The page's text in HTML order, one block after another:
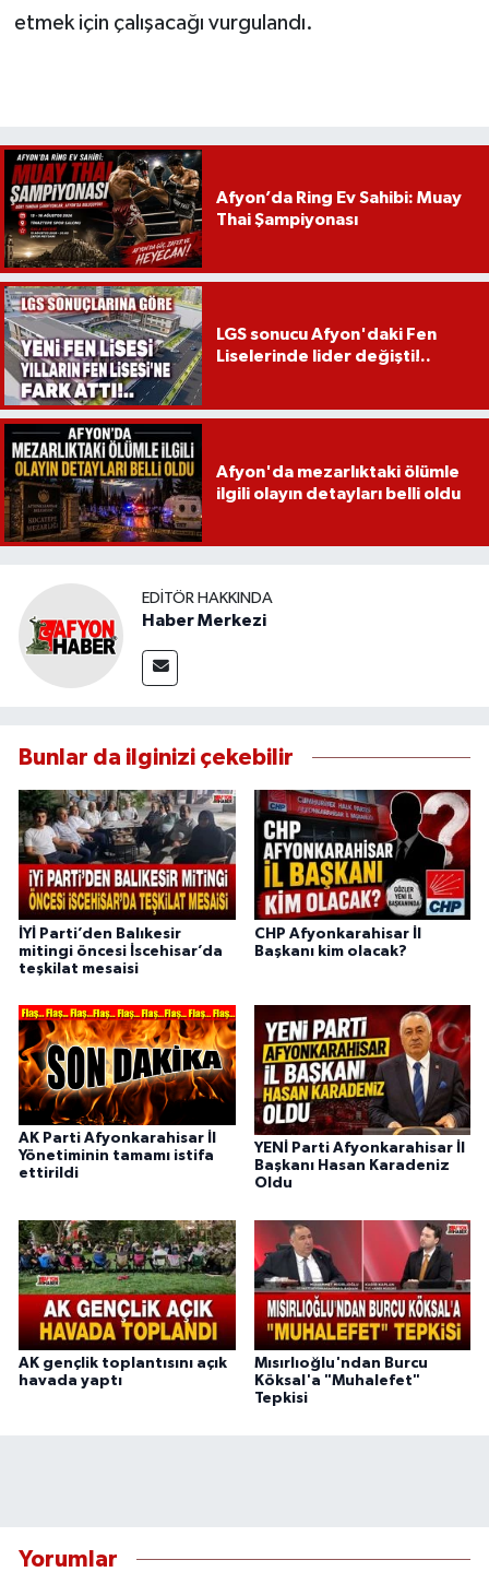
etmek için çalışacağı vurgulandı.
Afyon’da Ring Ev Sahibi: Muay
Thai Şampiyonası
LGS sonucu Afyon'daki Fen
Liselerinde lider değişti!..
Afyon'da mezarlıktaki ölümle
ilgili olayın detayları belli oldu
EDITÖR HAKKINDA
Haber Merkezi
Bunlar da ilginizi çekebilir
İYİ Parti’den Balıkesir
mitingi öncesi İscehisar’da
teşkilat mesaisi
CHP Afyonkarahisar İl
Başkanı kim olacak?
AK Parti Afyonkarahisar İl
Yönetiminin tamamı istifa
ettirildi
YENİ Parti Afyonkarahisar İl
Başkanı Hasan Karadeniz
Oldu
AK gençlik toplantısını açık
havada yaptı
Mısırlıoğlu'ndan Burcu
Köksal'a "Muhalefet"
Tepkisi
Yorumlar